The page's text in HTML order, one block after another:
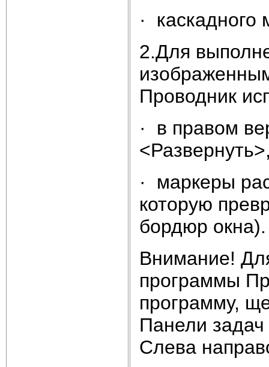
·
2.Для
Проводник
· в правом
· маркеры
которую
бордюр окна).
Внимание!
программы
программу,
Панели
Слева